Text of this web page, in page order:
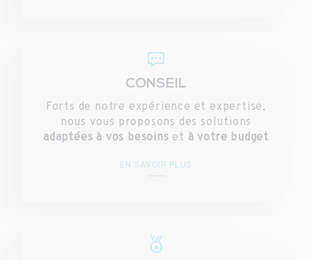
CONSEIL
Forts de notre expérience et expertise,
nous vous proposons des solutions
adaptées à vos besoins et à votre budget
EN SAVOIR PLUS